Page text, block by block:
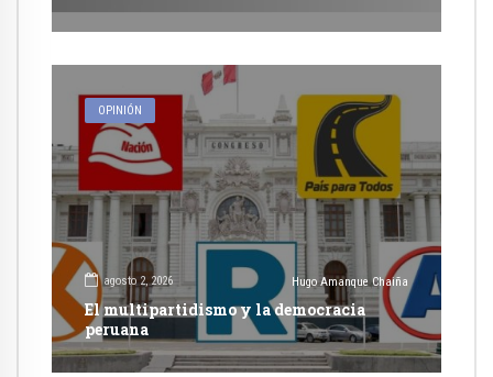
OPINIÓN
agosto 2, 2026 Hugo Amanque Chaiña
El multipartidismo y la democracia
peruana